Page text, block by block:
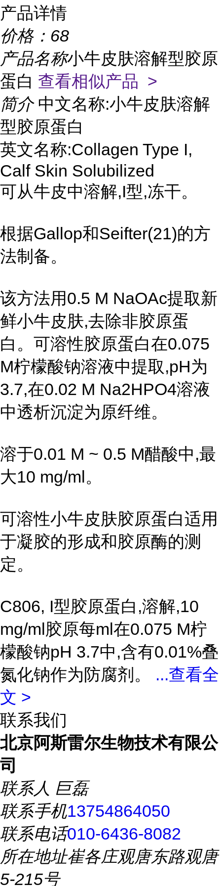
产品详情
价格： 68
产品名称小牛皮肤溶解型胶原
蛋白 查看相似产品 >
简介 中文名称:小牛皮肤溶解
型胶原蛋白
英文名称:Collagen Type I,
Calf Skin Solubilized
可从牛皮中溶解,I型,冻干。
根据Gallop和Seifter(21)的方
法制备。
该方法用0.5 M NaOAc提取新
鲜小牛皮肤,去除非胶原蛋
白。可溶性胶原蛋白在0.075
M柠檬酸钠溶液中提取,pH为
3.7,在0.02 M Na2HPO4溶液
中透析沉淀为原纤维。
溶于0.01 M ~ 0.5 M醋酸中,最
大10 mg/ml。
可溶性小牛皮肤胶原蛋白适用
于凝胶的形成和胶原酶的测
定。
C806, I型胶原蛋白,溶解,10
mg/ml胶原每ml在0.075 M柠
檬酸钠pH 3.7中,含有0.01%叠
氮化钠作为防腐剂。 ...查看全
文 >
联系我们
北京阿斯雷尔生物技术有限公
司
联系人 巨磊
联系手机13754864050
联系电话010-6436-8082
所在地址崔各庄观唐东路观唐
5-215号